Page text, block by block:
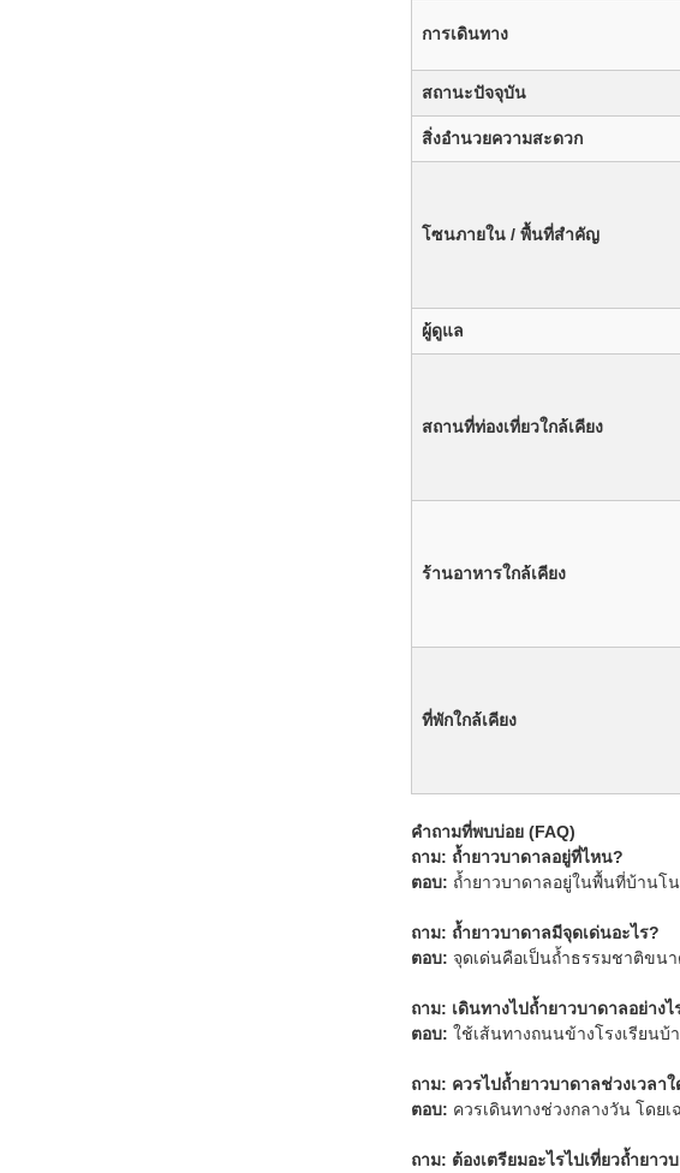
การเดินทาง
สถานะปัจจุบัน
สิ่งอำนวยความสะดวก
โซนภายใน / พื้นที่สำคัญ
ผู้ดูแล
สถานที่ท่องเที่ยวใกล้เคียง
ร้านอาหารใกล้เคียง
ที่พักใกล้เคียง
คำถามที่พบบ่อย (FAQ)
ถาม: ถ้ำยาวบาดาลอยู่ที่ไหน?
ตอบ: ถ้ำยาวบาดาลอยู่ในพื้นที่บ้านโ
ถาม: ถ้ำยาวบาดาลมีจุดเด่นอะไร?
ตอบ: จุดเด่นคือเป็นถ้ำธรรมชาติขน
ถาม: เดินทางไปถ้ำยาวบาดาลอย่างไ
ตอบ: ใช้เส้นทางถนนข้างโรงเรียน
ถาม: ควรไปถ้ำยาวบาดาลช่วงเวลาใ
ตอบ: ควรเดินทางช่วงกลางวัน โดย
ถาม: ต้องเตรียมอะไรไปเที่ยวถ้ำยาว